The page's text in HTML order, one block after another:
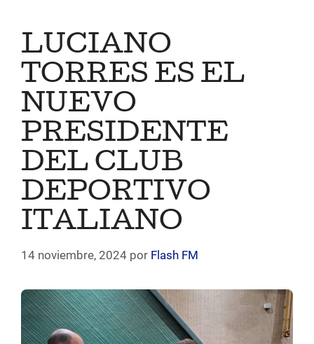
LUCIANO
TORRES ES EL
NUEVO
PRESIDENTE
DEL CLUB
DEPORTIVO
ITALIANO
14 noviembre, 2024 por Flash FM